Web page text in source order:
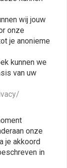
wij jouw
onze
je anonieme
kunnen we
van uw
onze
je akkoord
in